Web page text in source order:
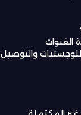
القنوات
والتوصيل